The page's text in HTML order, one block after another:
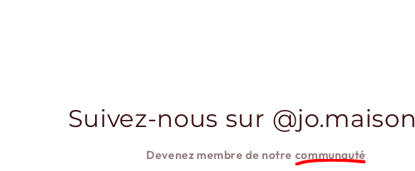
Suivez-nous sur
Devenez membre de notre communauté